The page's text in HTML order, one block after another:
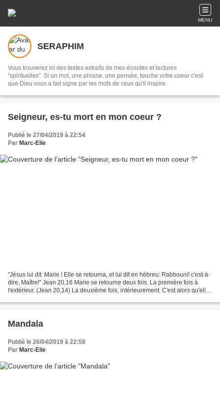
MENU
SERAPHIM
Vous trouverez ici des textes extraits de mes écoutes et lectures
"spirituelles". Si un mot, une phrase, une pensée, touche votre coeur c'est
que Dieu vous a fait signe par les mots de ceux qu'Il inspire.
Seigneur, es-tu mort en mon coeur ?
Publié le 27/04/2019 à 22:54
Par Marc-Elie
"Jésus lui dit: Marie ! Elle se retourna, et lui dit en hébreu: Rabbouni! c'est-à-
dire, Maître!" Jean 20,16 Marie se retourne deux fois. La première fois à
l'extérieur. (Jean 20,14) La deuxième fois, intérieurement. C'est alors qu'elle
Mandala
Publié le 26/04/2019 à 22:58
Par Marc-Elie